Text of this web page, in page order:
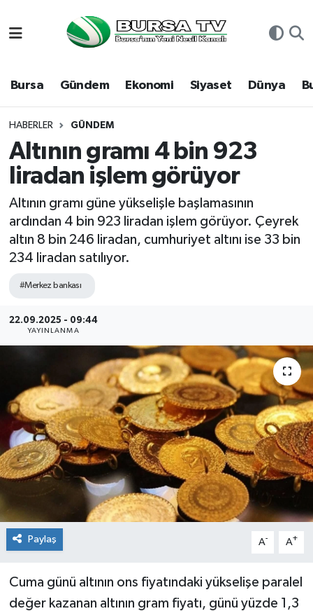
Bursa Gündem Ekonomi Siyaset Dünya
HABERLER GÜNDEM
Altının gramı 4 bin 923
liradan işlem görüyor
Altının gramı güne yükselişle başlamasının
ardından 4 bin 923 liradan işlem görüyor. Çeyrek
altın 8 bin 246 liradan, cumhuriyet altını ise 33 bin
234 liradan satılıyor.
#Merkez bankası
22.09.2025 - 09:44
YAYINLANMA
Paylaş A- A+
Cuma günü altının ons fiyatındaki yükselişe paralel
değer kazanan altının gram fiyatı, günü yüzde 1,3
Bursa
Dünya
Eğitim
Genel
Siyaset
Spor
Teknoloji
Türkiye
Hava Durumu
Namaz Vakitleri
Trafik Durumu
Süper Lig Puan Durumu ve Fikstür
Tüm Manşetler
Son Dakika Haberleri